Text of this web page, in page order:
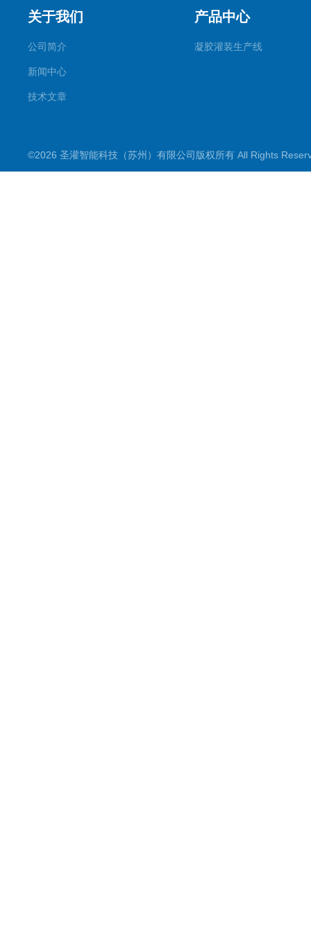
关于我们
公司简介
新闻中心
技术文章
产品中心
凝胶灌装生产线
©2026 圣灌智能科技（苏州）有限公司版权所有 All Rights